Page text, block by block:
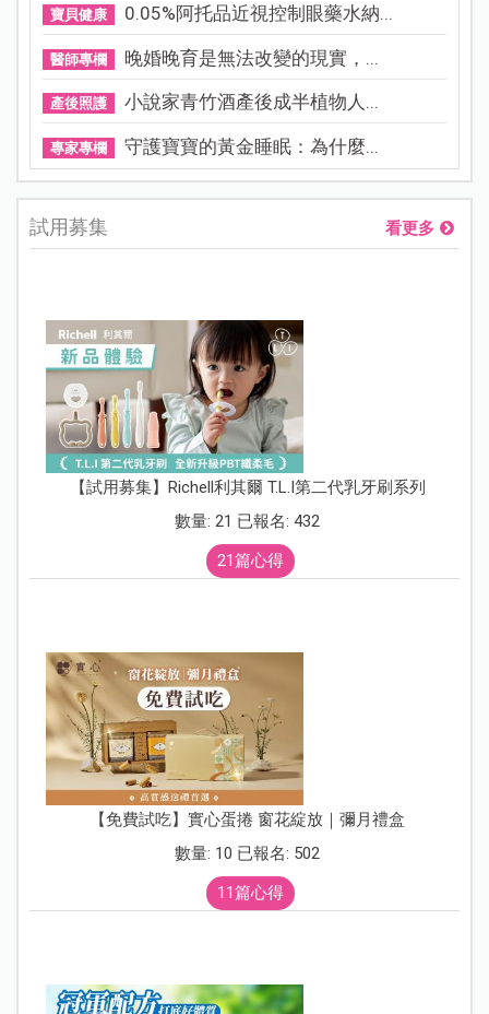
寶貝健康 0.05%阿托品近視控制眼藥水納...
醫師專欄 晚婚晚育是無法改變的現實，...
產後照護 小說家青竹酒產後成半植物人...
專家專欄 守護寶寶的黃金睡眠：為什麼...
試用募集 看更多
【試用募集】Richell利其爾 T.L.I第二代乳牙刷系列
數量: 21 已報名: 432
21篇心得
【免費試吃】實心蛋捲 窗花綻放｜彌月禮盒
數量: 10 已報名: 502
11篇心得